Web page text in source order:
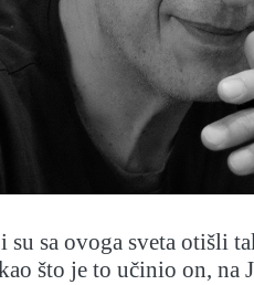
sa ovoga sveta otišli
što je to učinio on, na